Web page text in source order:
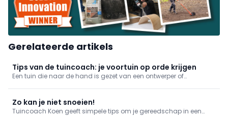
Gerelateerde artikels
Tips van de tuincoach: je voortuin op orde krijgen
Een tuin die naar de hand is gezet van een ontwerper of
voortuintjes. Onze tuincoach gaat aan de slag met enkele kleine
ingrepen om
Zo kan je niet snoeien!
Tuincoach Koen geeft simpele tips om je gereedschap in een